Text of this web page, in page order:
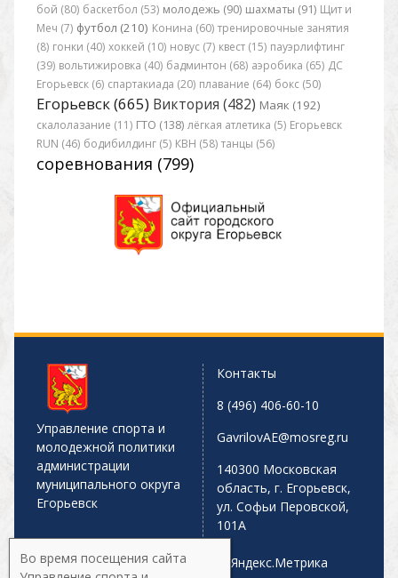
бой (80) баскетбол (53) молодежь (90) шахматы (91) Щит и
Меч (7) футбол (210) Конина (60) тренировочные занятия
(8) гонки (40) хоккей (10) новус (7) квест (15) пауэрлифтинг
(39) вольтижировка (40) бадминтон (68) аэробика (65) ДС
Егорьевск (6) спартакиада (20) плавание (64) бокс (50)
Егорьевск (665) Виктория (482) Маяк (192)
скалолазание (11) ГТО (138) лёгкая атлетика (5) Егорьевск
RUN (46) бодибилдинг (5) КВН (58) танцы (56)
соревнования (799)
Управление спорта и
молодежной политики
администрации
муниципального округа
Егорьевск
Контакты
8 (496) 406-60-10
GavrilovAE@mosreg.ru
140300 Московская
область, г. Егорьевск,
ул. Софьи Перовской,
101А
Во время посещения сайта